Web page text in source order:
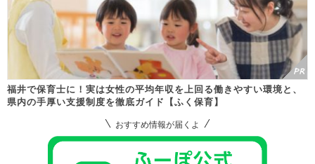
福井で保育士に！実は女性の平均年収を上回る働きやすい環境と、
県内の手厚い支援制度を徹底ガイド【ふく保育】
おすすめ情報が届くよ